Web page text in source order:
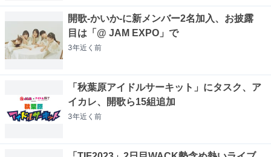
開歌-かいか-に新メンバー2名加入、お披露
目は「@ JAM EXPO」で
3年近く 前
「秋葉原アイドルサーキット」にタスク、ア
イカレ、開歌ら15組追加
3年近く 前